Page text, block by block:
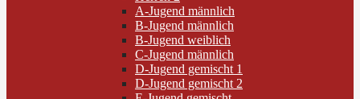
A-Jugend männlich
B-Jugend männlich
B-Jugend weiblich
C-Jugend männlich
D-Jugend gemischt 1
D-Jugend gemischt 2